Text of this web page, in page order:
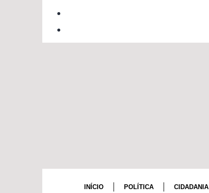
INÍCIO POLÍTICA CIDADANIA